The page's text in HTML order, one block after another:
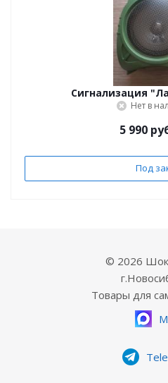
Сигнализация
Нет в
5 990
Под
© 2026
Товары для